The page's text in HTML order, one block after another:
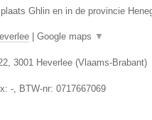
Ghlin en in de provincie
| Google maps ▼
, 3001 Heverlee(Vlaams-Brabant)
-, BTW-nr: 0717667069